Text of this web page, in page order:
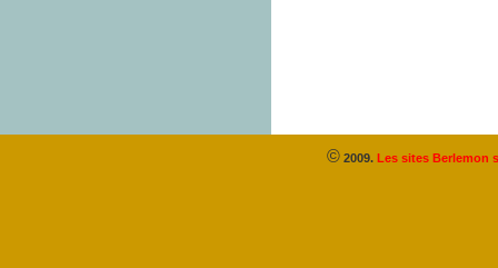
© 2009. Les sites Berlemon